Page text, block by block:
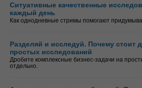
Ситуативные качественные
каждый день
Как однодневные стримы помогают
Разделяй и исследуй. Почему стоит
простых исследований
Дробите комплексные бизнес-задачи на
отдельно.